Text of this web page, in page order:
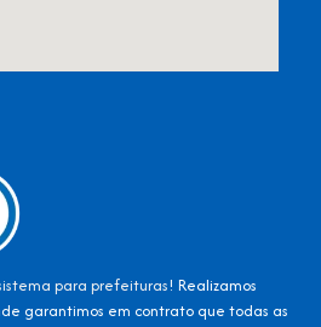
para prefeituras! Realizamos
garantimos em contrato que todas as